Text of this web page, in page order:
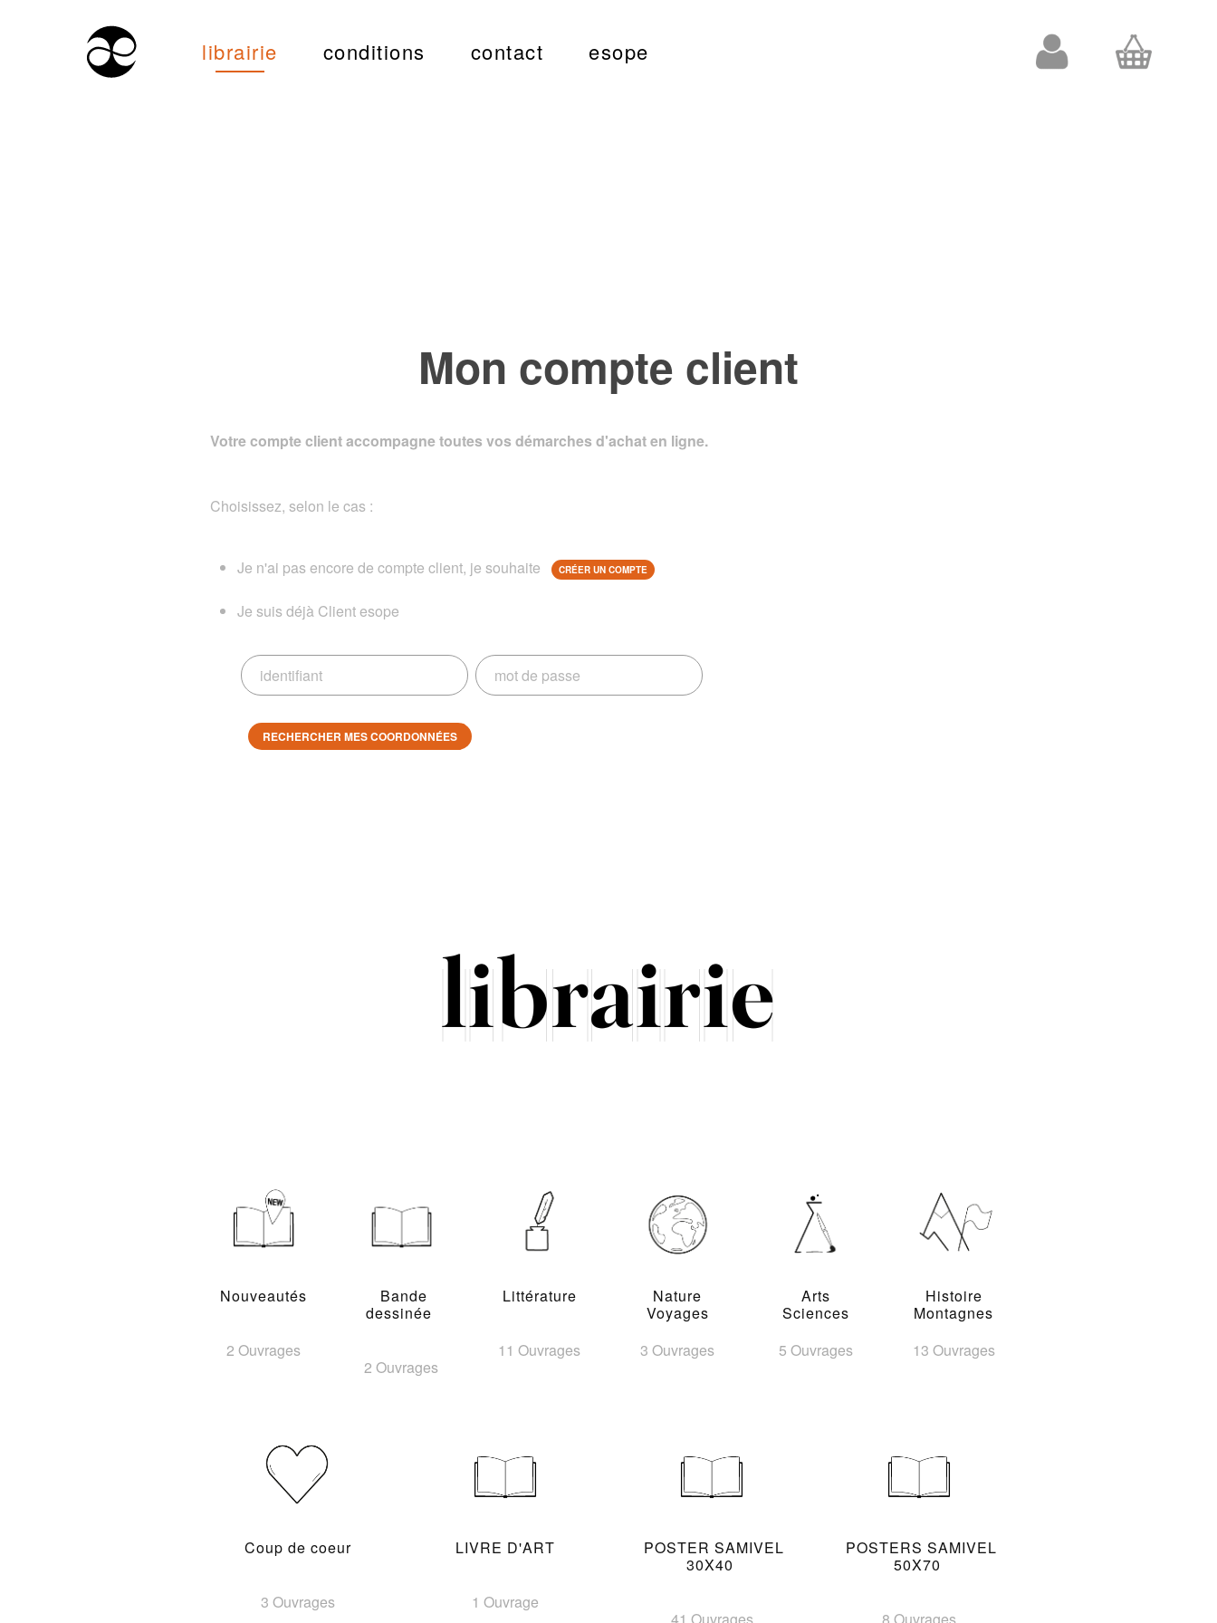
librairie conditions contact esope
Mon compte client
Votre compte client accompagne toutes vos démarches d'achat en ligne.
Choisissez, selon le cas :
Je n'ai pas encore de compte client, je souhaite CRÉER UN COMPTE
Je suis déjà Client esope
RECHERCHER MES COORDONNÉES
Nouveautés
2 Ouvrages
Bande
dessinée
2 Ouvrages
Littérature
11 Ouvrages
Nature
Voyages
3 Ouvrages
Arts
Sciences
5 Ouvrages
Histoire
Montagnes
13 Ouvrages
Coup de coeur
3 Ouvrages
LIVRE D'ART
1 Ouvrage
POSTER SAMIVEL
30X40
41 Ouvrages
POSTERS SAMIVEL
50X70
8 Ouvrages